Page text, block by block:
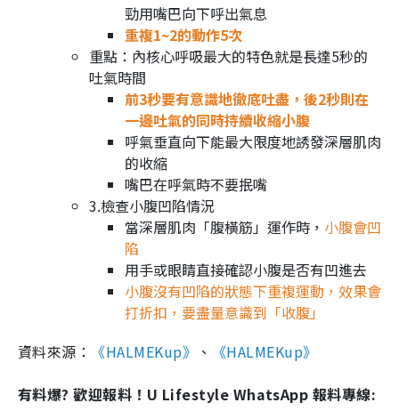
勁用嘴巴向下呼出氣息
重複1~2的動作5次
重點：內核心呼吸最大的特色就是長達5秒的
吐氣時間
前3秒要有意識地徹底吐盡，後2秒則在
一邊吐氣的同時持續收縮小腹
呼氣垂直向下能最大限度地誘發深層肌肉
的收縮
嘴巴在呼氣時不要抿嘴
3.檢查小腹凹陷情況
當深層肌肉「腹橫筋」運作時， 小腹會凹
陷
用手或眼睛直接確認小腹是否有凹進去
小腹沒有凹陷的狀態下重複運動，效果會
打折扣，要盡量意識到「收腹」
資料來源： 《HALMEKup》 、
《HALMEKup》
有料爆? 歡迎報料！U Lifestyle WhatsApp 報料專線: